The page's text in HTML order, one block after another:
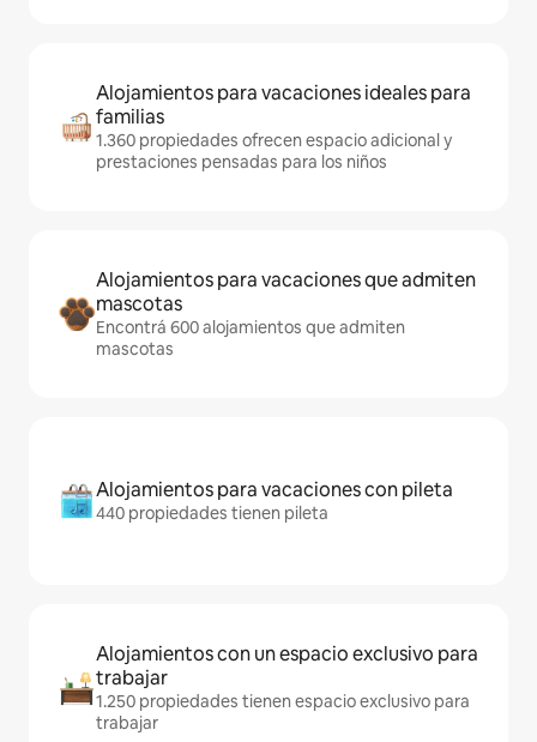
Alojamientos para vacaciones ideales para
familias
1.360 propiedades ofrecen espacio adicional y
prestaciones pensadas para los niños
Alojamientos para vacaciones que admiten
mascotas
Encontrá 600 alojamientos que admiten
mascotas
Alojamientos para vacaciones con pileta
440 propiedades tienen pileta
Alojamientos con un espacio exclusivo para
trabajar
1.250 propiedades tienen espacio exclusivo para
trabajar